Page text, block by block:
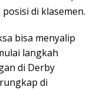
di klasemen.
bisa menyalip
langkah
di Derby
di